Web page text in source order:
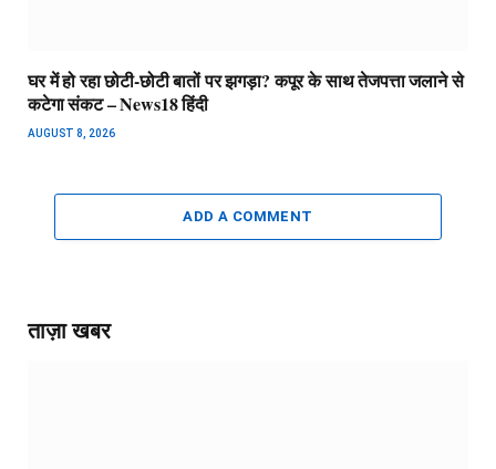
घर में हो रहा छोटी-छोटी बातों पर झगड़ा? कपूर के साथ तेजपत्ता जलाने से
कटेगा संकट – News18 हिंदी
AUGUST 8, 2026
ADD A COMMENT
ताज़ा खबर